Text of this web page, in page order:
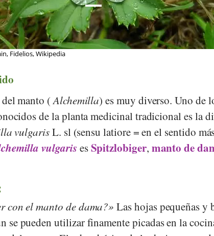
Fidelios, Wikipedia
del manto (Alchemilla) es muy diverso. Uno de
de la planta medicinal tradicional es la
vulgarisL. sl (sensu latiore = en el sentido
vulgaris esSpitzlobiger, manto de
con el manto de dama? Las hojas pequeñas y
se pueden utilizar finamente picadas en la